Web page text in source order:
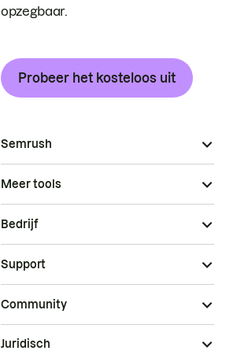
opzegbaar.
Probeer het kosteloos uit
Semrush
Meer tools
Bedrijf
Support
Community
Juridisch